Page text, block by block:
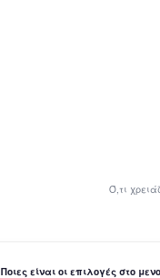
Ό,τι
Ποιες είναι οι επιλογές στο